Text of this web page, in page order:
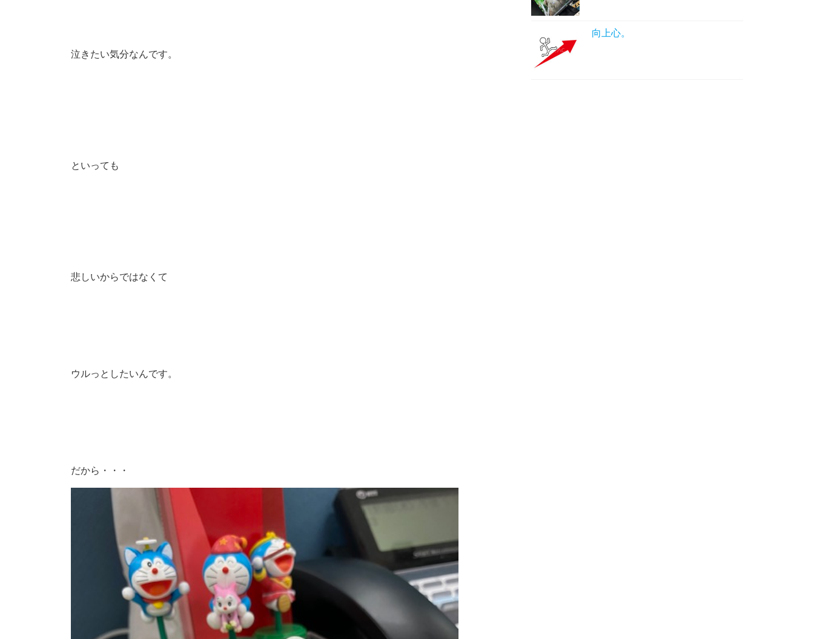
泣きたい気分なんです。
といっても
悲しいからではなくて
ウルっとしたいんです。
だから・・・
向上心。